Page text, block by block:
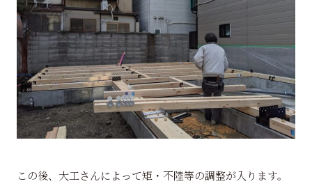
この後、大工さんによって矩・不陸等の調整が入ります。